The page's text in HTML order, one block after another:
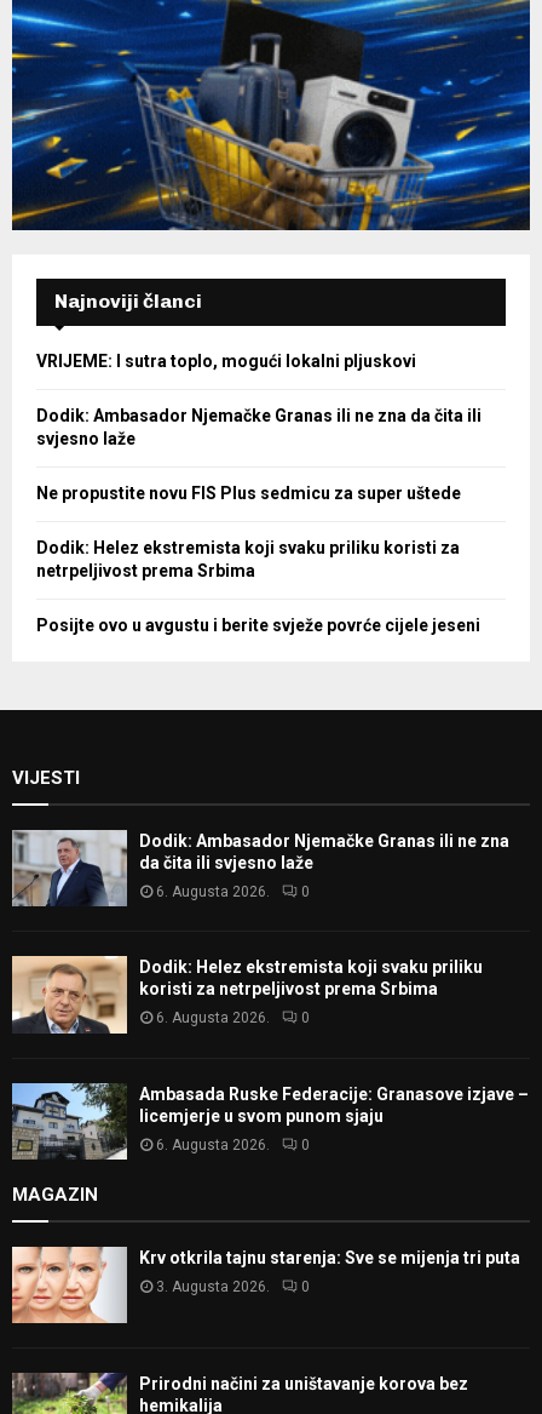
Najnoviji članci
VRIJEME: I sutra toplo, mogući lokalni pljuskovi
Dodik: Ambasador Njemačke Granas ili ne zna da čita ili
svjesno laže
Ne propustite novu FIS Plus sedmicu za super uštede
Dodik: Helez ekstremista koji svaku priliku koristi za
netrpeljivost prema Srbima
Posijte ovo u avgustu i berite svježe povrće cijele jeseni
VIJESTI
Dodik: Ambasador Njemačke Granas ili ne zna
da čita ili svjesno laže
6. Augusta 2026. 0
Dodik: Helez ekstremista koji svaku priliku
koristi za netrpeljivost prema Srbima
6. Augusta 2026. 0
Ambasada Ruske Federacije: Granasove izjave –
licemjerje u svom punom sjaju
6. Augusta 2026. 0
MAGAZIN
Krv otkrila tajnu starenja: Sve se mijenja tri puta
3. Augusta 2026. 0
Prirodni načini za uništavanje korova bez
hemikalija